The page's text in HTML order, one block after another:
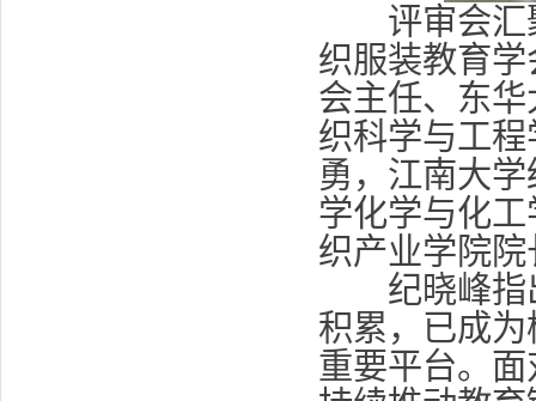
评审会汇聚
织服装教育
会主任、东
织科学与工
勇，江南大
学化学与化
织产业学院
纪晓峰指出
积累，已成
重要平台。